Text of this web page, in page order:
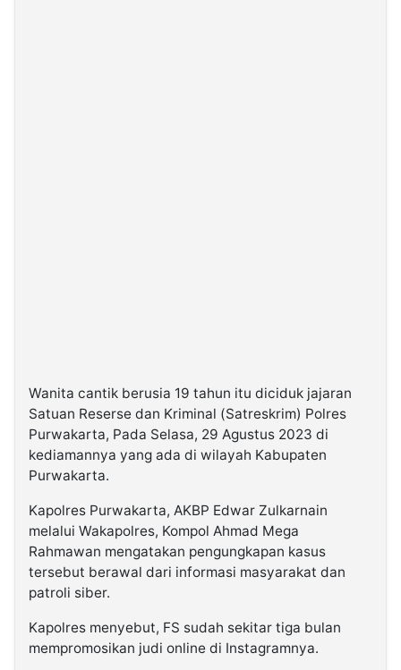
Wanita cantik berusia 19 tahun itu diciduk jajaran
Satuan Reserse dan Kriminal (Satreskrim) Polres
Purwakarta, Pada Selasa, 29 Agustus 2023 di
kediamannya yang ada di wilayah Kabupaten
Purwakarta.
Kapolres Purwakarta, AKBP Edwar Zulkarnain
melalui Wakapolres, Kompol Ahmad Mega
Rahmawan mengatakan pengungkapan kasus
tersebut berawal dari informasi masyarakat dan
patroli siber.
Kapolres menyebut, FS sudah sekitar tiga bulan
mempromosikan judi online di Instagramnya.